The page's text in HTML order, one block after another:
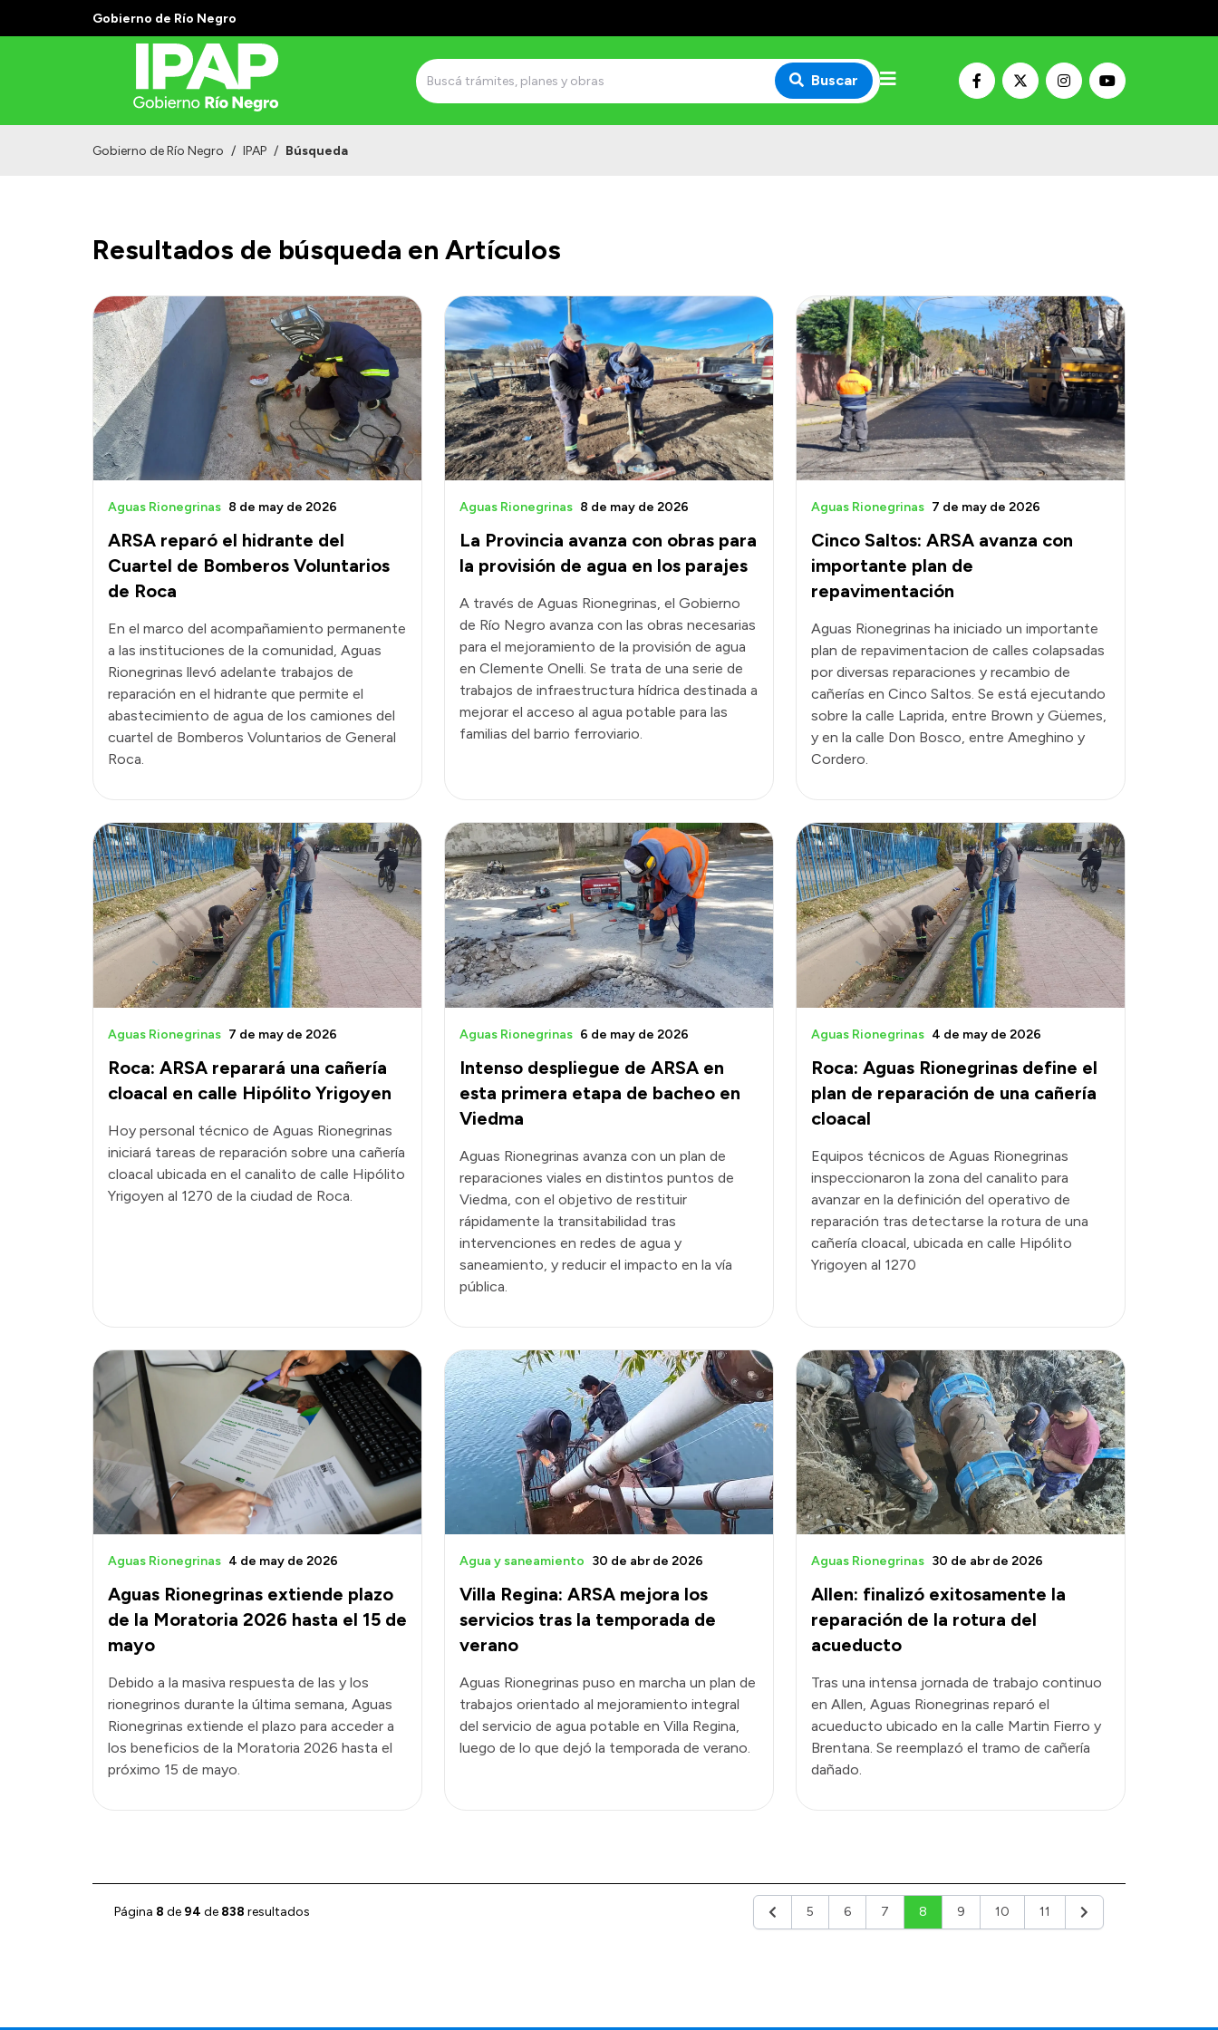
Gobierno de Río Negro
Buscar
Gobierno de Río Negro / IPAP / Búsqueda
Resultados de búsqueda en Artículos
ARSA reparó el hidrante del
Cuartel de Bomberos Voluntarios
de Roca
Aguas Rionegrinas 8 de may de 2026
En el marco del acompañamiento permanente
a las instituciones de la comunidad, Aguas
Rionegrinas llevó adelante trabajos de
reparación en el hidrante que permite el
abastecimiento de agua de los camiones del
cuartel de Bomberos Voluntarios de General
Roca.
La Provincia avanza con obras para
la provisión de agua en los parajes
Aguas Rionegrinas 8 de may de 2026
A través de Aguas Rionegrinas, el Gobierno
de Río Negro avanza con las obras necesarias
para el mejoramiento de la provisión de agua
en Clemente Onelli. Se trata de una serie de
trabajos de infraestructura hídrica destinada a
mejorar el acceso al agua potable para las
familias del barrio ferroviario.
Cinco Saltos: ARSA avanza con
importante plan de
repavimentación
Aguas Rionegrinas 7 de may de 2026
Aguas Rionegrinas ha iniciado un importante
plan de repavimentacion de calles colapsadas
por diversas reparaciones y recambio de
cañerías en Cinco Saltos. Se está ejecutando
sobre la calle Laprida, entre Brown y Güemes,
y en la calle Don Bosco, entre Ameghino y
Cordero.
Roca: ARSA reparará una cañería
cloacal en calle Hipólito Yrigoyen
Aguas Rionegrinas 7 de may de 2026
Hoy personal técnico de Aguas Rionegrinas
iniciará tareas de reparación sobre una cañería
cloacal ubicada en el canalito de calle Hipólito
Yrigoyen al 1270 de la ciudad de Roca.
Intenso despliegue de ARSA en
esta primera etapa de bacheo en
Viedma
Aguas Rionegrinas 6 de may de 2026
Aguas Rionegrinas avanza con un plan de
reparaciones viales en distintos puntos de
Viedma, con el objetivo de restituir
rápidamente la transitabilidad tras
intervenciones en redes de agua y
saneamiento, y reducir el impacto en la vía
pública.
Roca: Aguas Rionegrinas define el
plan de reparación de una cañería
cloacal
Aguas Rionegrinas 4 de may de 2026
Equipos técnicos de Aguas Rionegrinas
inspeccionaron la zona del canalito para
avanzar en la definición del operativo de
reparación tras detectarse la rotura de una
cañería cloacal, ubicada en calle Hipólito
Yrigoyen al 1270
Aguas Rionegrinas extiende plazo
de la Moratoria 2026 hasta el 15 de
mayo
Aguas Rionegrinas 4 de may de 2026
Debido a la masiva respuesta de las y los
rionegrinos durante la última semana, Aguas
Rionegrinas extiende el plazo para acceder a
los beneficios de la Moratoria 2026 hasta el
próximo 15 de mayo.
Villa Regina: ARSA mejora los
servicios tras la temporada de
verano
Agua y saneamiento 30 de abr de 2026
Aguas Rionegrinas puso en marcha un plan de
trabajos orientado al mejoramiento integral
del servicio de agua potable en Villa Regina,
luego de lo que dejó la temporada de verano.
Allen: finalizó exitosamente la
reparación de la rotura del
acueducto
Aguas Rionegrinas 30 de abr de 2026
Tras una intensa jornada de trabajo continuo
en Allen, Aguas Rionegrinas reparó el
acueducto ubicado en la calle Martin Fierro y
Brentana. Se reemplazó el tramo de cañería
dañado.
Página 8 de 94 de 838 resultados Anterior
5 6 7 8 9 10 11 Siguiente